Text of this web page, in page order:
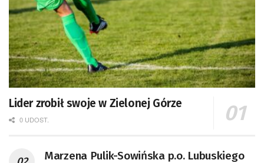
Lider zrobił swoje w Zielonej Górze
0 UDOST.
Marzena Pulik-Sowińska p.o. Lubuskiego